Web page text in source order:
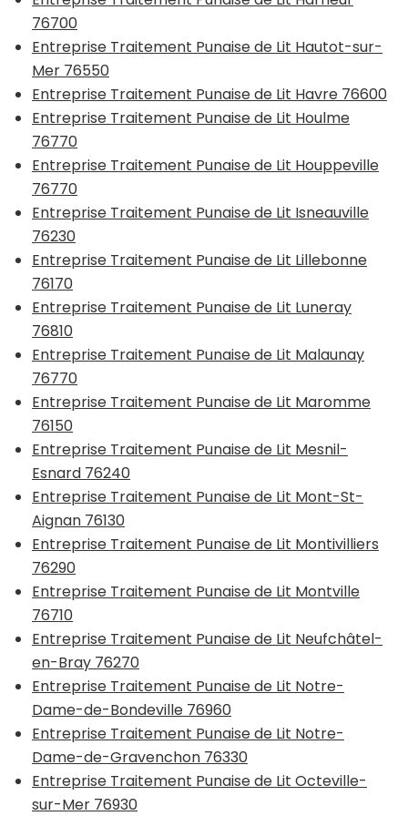
76700
Entreprise Traitement Punaise de Lit Hautot-sur-
Mer 76550
Entreprise Traitement Punaise de Lit Havre 76600
Entreprise Traitement Punaise de Lit Houlme
76770
Entreprise Traitement Punaise de Lit Houppeville
76770
Entreprise Traitement Punaise de Lit Isneauville
76230
Entreprise Traitement Punaise de Lit Lillebonne
76170
Entreprise Traitement Punaise de Lit Luneray
76810
Entreprise Traitement Punaise de Lit Malaunay
76770
Entreprise Traitement Punaise de Lit Maromme
76150
Entreprise Traitement Punaise de Lit Mesnil-
Esnard 76240
Entreprise Traitement Punaise de Lit Mont-St-
Aignan 76130
Entreprise Traitement Punaise de Lit Montivilliers
76290
Entreprise Traitement Punaise de Lit Montville
76710
Entreprise Traitement Punaise de Lit Neufchâtel-
en-Bray 76270
Entreprise Traitement Punaise de Lit Notre-
Dame-de-Bondeville 76960
Entreprise Traitement Punaise de Lit Notre-
Dame-de-Gravenchon 76330
Entreprise Traitement Punaise de Lit Octeville-
sur-Mer 76930